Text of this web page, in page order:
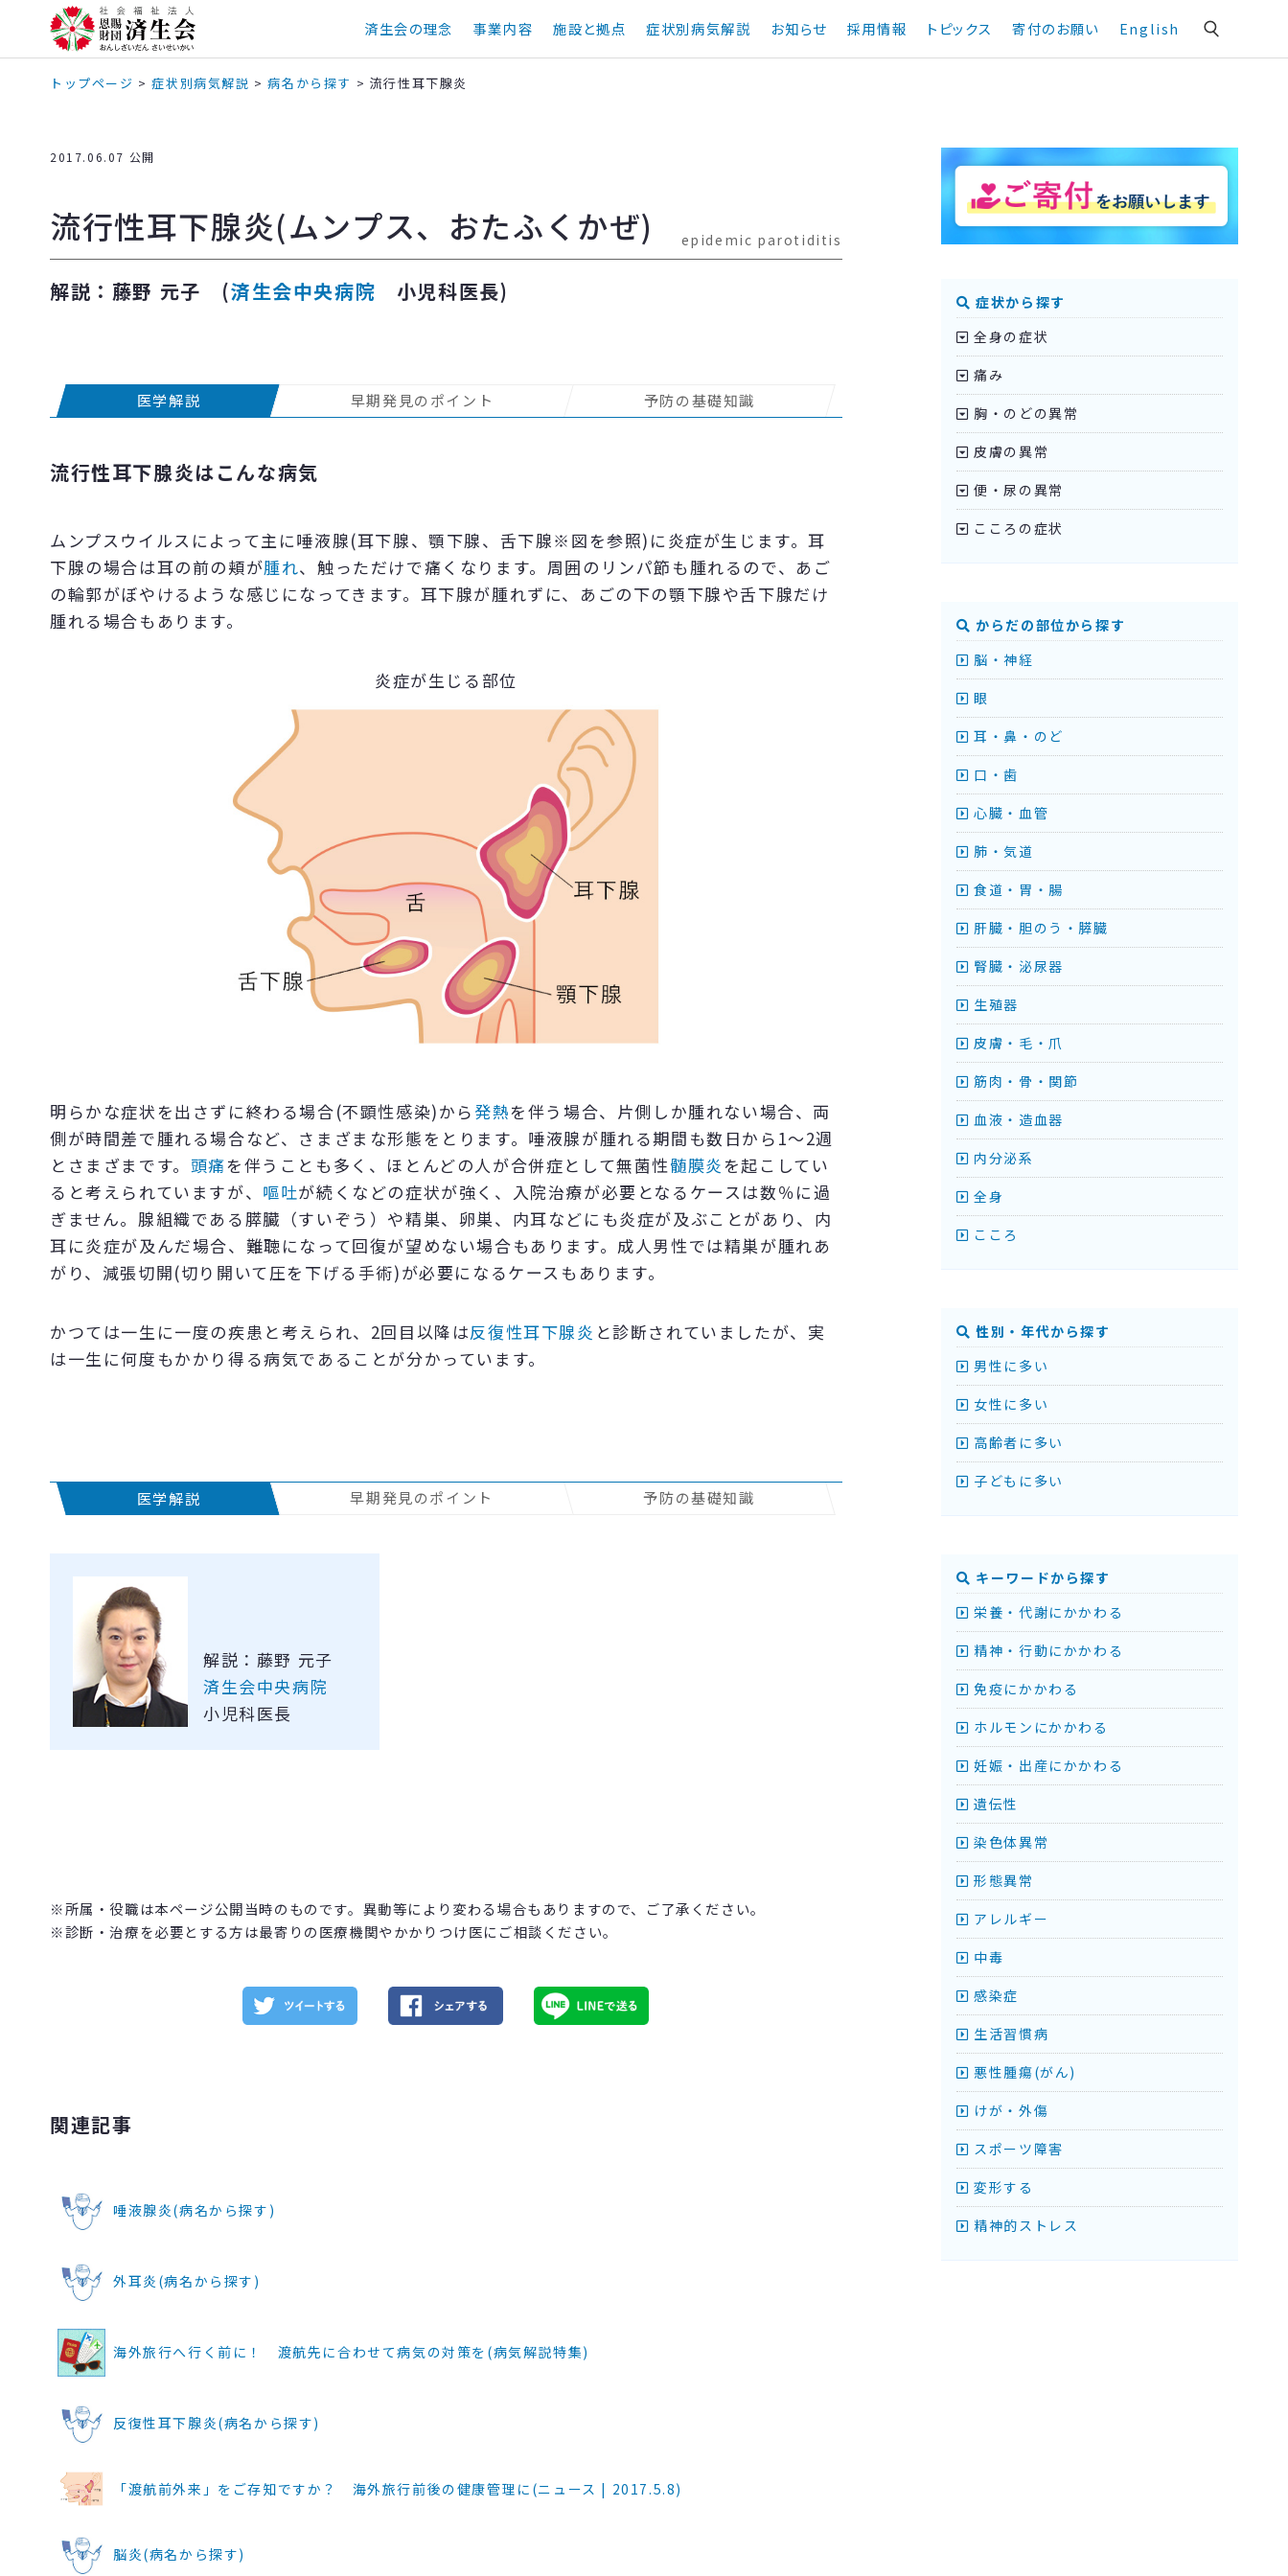
済生会の理念 事業内容 施設と拠点 症状別病気解説 お知らせ 採用情報 トピックス 寄付のお願い English
トップページ >症状別病気解説 >病名から探す > 流行性耳下腺炎
2017.06.07 公開
流行性耳下腺炎(ムンプス、おたふくかぜ) epidemic parotiditis
解説：藤野 元子 (済生会中央病院 小児科医長)
医学解説 早期発見のポイント 予防の基礎知識
流行性耳下腺炎はこんな病気
ムンプスウイルスによって主に唾液腺(耳下腺、顎下腺、舌下腺※図を参照)に炎症が生じます。耳
下腺の場合は耳の前の頬が腫れ、触っただけで痛くなります。周囲のリンパ節も腫れるので、あご
の輪郭がぼやけるような感じになってきます。耳下腺が腫れずに、あごの下の顎下腺や舌下腺だけ
腫れる場合もあります。
炎症が生じる部位
明らかな症状を出さずに終わる場合(不顕性感染)から 発熱を伴う場合、片側しか腫れない場合、両
側が時間差で腫れる場合など、さまざまな形態をとります。唾液腺が腫れる期間も数日から1～2週
とさまざまです。 頭痛を伴うことも多く、ほとんどの人が合併症として無菌性髄膜炎を起こしてい
ると考えられていますが、 嘔吐が続くなどの症状が強く、入院治療が必要となるケースは数％に過
ぎません。腺組織である膵臓（すいぞう）や精巣、卵巣、内耳などにも炎症が及ぶことがあり、内
耳に炎症が及んだ場合、難聴になって回復が望めない場合もあります。成人男性では精巣が腫れあ
がり、減張切開(切り開いて圧を下げる手術)が必要になるケースもあります。
かつては一生に一度の疾患と考えられ、2回目以降は反復性耳下腺炎 と診断されていましたが、実
は一生に何度もかかり得る病気であることが分かっています。
医学解説 早期発見のポイント 予防の基礎知識
解説：藤野 元子
済生会中央病院
小児科医長
※所属・役職は本ページ公開当時のものです。異動等により変わる場合もありますので、ご了承ください。
※診断・治療を必要とする方は最寄りの医療機関やかかりつけ医にご相談ください。
関連記事
唾液腺炎(病名から探す)
外耳炎(病名から探す)
海外旅行へ行く前に！ 渡航先に合わせて病気の対策を(病気解説特集)
反復性耳下腺炎(病名から探す)
「渡航前外来」をご存知ですか？ 海外旅行前後の健康管理に(ニュース | 2017.5.8)
脳炎(病名から探す)
症状から探す
全身の症状
痛み
胸・のどの異常
皮膚の異常
便・尿の異常
こころの症状
からだの部位から探す
脳・神経
眼
耳・鼻・のど
口・歯
心臓・血管
肺・気道
食道・胃・腸
肝臓・胆のう・膵臓
腎臓・泌尿器
生殖器
皮膚・毛・爪
筋肉・骨・関節
血液・造血器
内分泌系
全身
こころ
性別・年代から探す
男性に多い
女性に多い
高齢者に多い
子どもに多い
キーワードから探す
栄養・代謝にかかわる
精神・行動にかかわる
免疫にかかわる
ホルモンにかかわる
妊娠・出産にかかわる
遺伝性
染色体異常
形態異常
アレルギー
中毒
感染症
生活習慣病
悪性腫瘍(がん)
けが・外傷
スポーツ障害
変形する
精神的ストレス